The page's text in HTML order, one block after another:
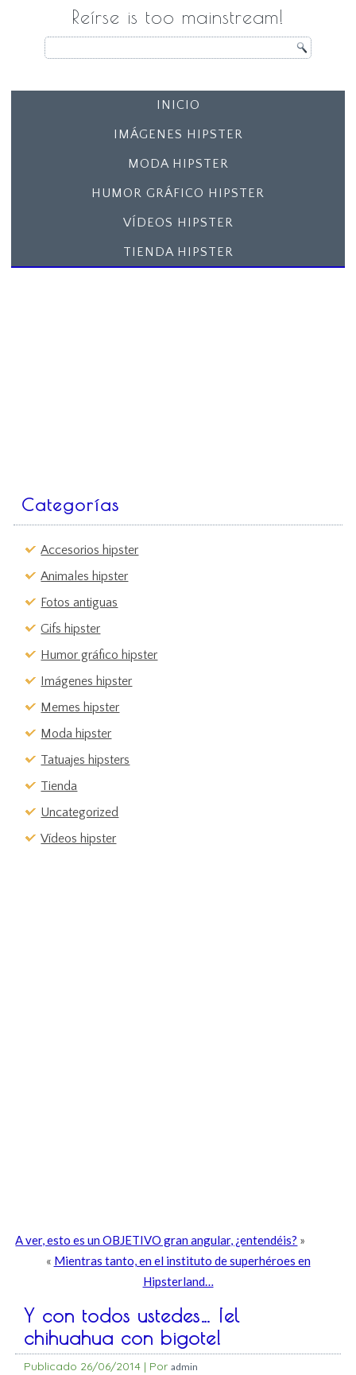
Reírse is too mainstream!
INICIO
IMÁGENES HIPSTER
MODA HIPSTER
HUMOR GRÁFICO HIPSTER
VÍDEOS HIPSTER
TIENDA HIPSTER
Categorías
Accesorios hipster
Animales hipster
Fotos antiguas
Gifs hipster
Humor gráfico hipster
Imágenes hipster
Memes hipster
Moda hipster
Tatuajes hipsters
Tienda
Uncategorized
Vídeos hipster
A ver, esto es un OBJETIVO gran angular, ¿entendéis? »
« Mientras tanto, en el instituto de superhéroes en
Hipsterland…
Y con todos ustedes… ¡el
chihuahua con bigote!
Publicado 26/06/2014 | Por admin